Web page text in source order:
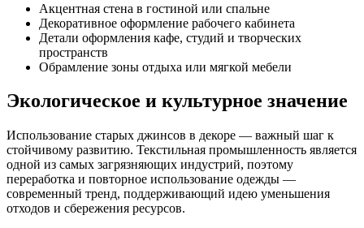
Акцентная стена в гостиной или спальне
Декоративное оформление рабочего кабинета
Детали оформления кафе, студий и творческих
пространств
Обрамление зоны отдыха или мягкой мебели
Экологическое и культурное значение
Использование старых джинсов в декоре — важный шаг к
стойчивому развитию. Текстильная промышленность является
одной из самых загрязняющих индустрий, поэтому
переработка и повторное использование одежды —
современный тренд, поддерживающий идею уменьшения
отходов и сбережения ресурсов.